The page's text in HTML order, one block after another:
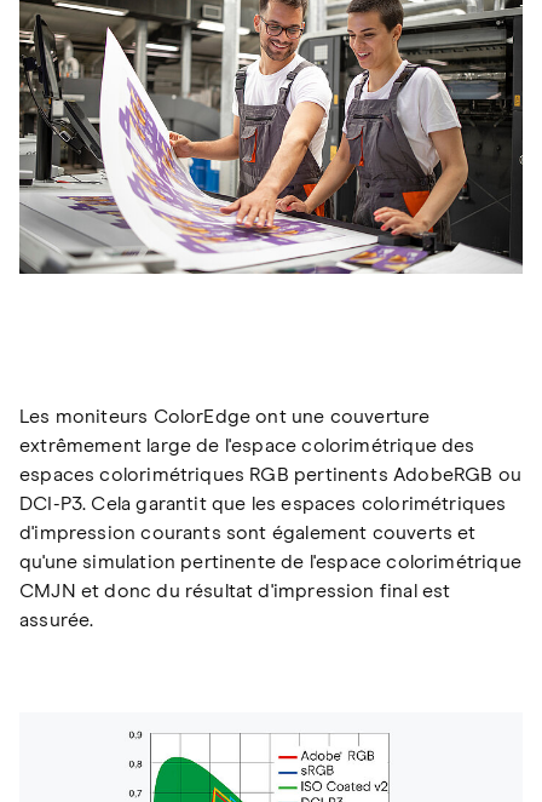
Les moniteurs ColorEdge ont une couverture
extrêmement large de l'espace colorimétrique des
espaces colorimétriques RGB pertinents AdobeRGB ou
DCI-P3. Cela garantit que les espaces colorimétriques
d'impression courants sont également couverts et
qu'une simulation pertinente de l'espace colorimétrique
CMJN et donc du résultat d'impression final est
assurée.